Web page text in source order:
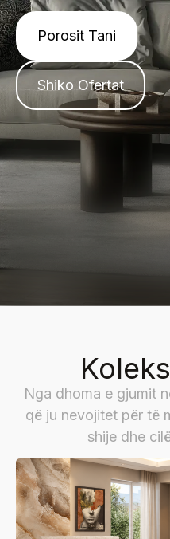
Porosit Tani
Shiko Ofertat
Nga dhoma e gjumit
që ju nevojitet për të
shije dhe